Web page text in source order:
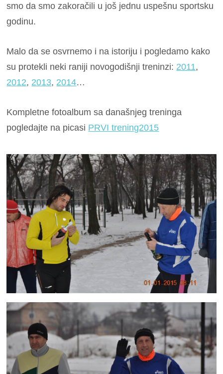
smo da smo zakoračili u još jednu uspešnu sportsku
godinu.
Malo da se osvrnemo i na istoriju i pogledamo kako
su protekli neki raniji novogodišnji treninzi: 2011,
2012, 2013, 2014…
Kompletne fotoalbum sa današnjeg treninga
pogledajte na picasi PRVI trening2015